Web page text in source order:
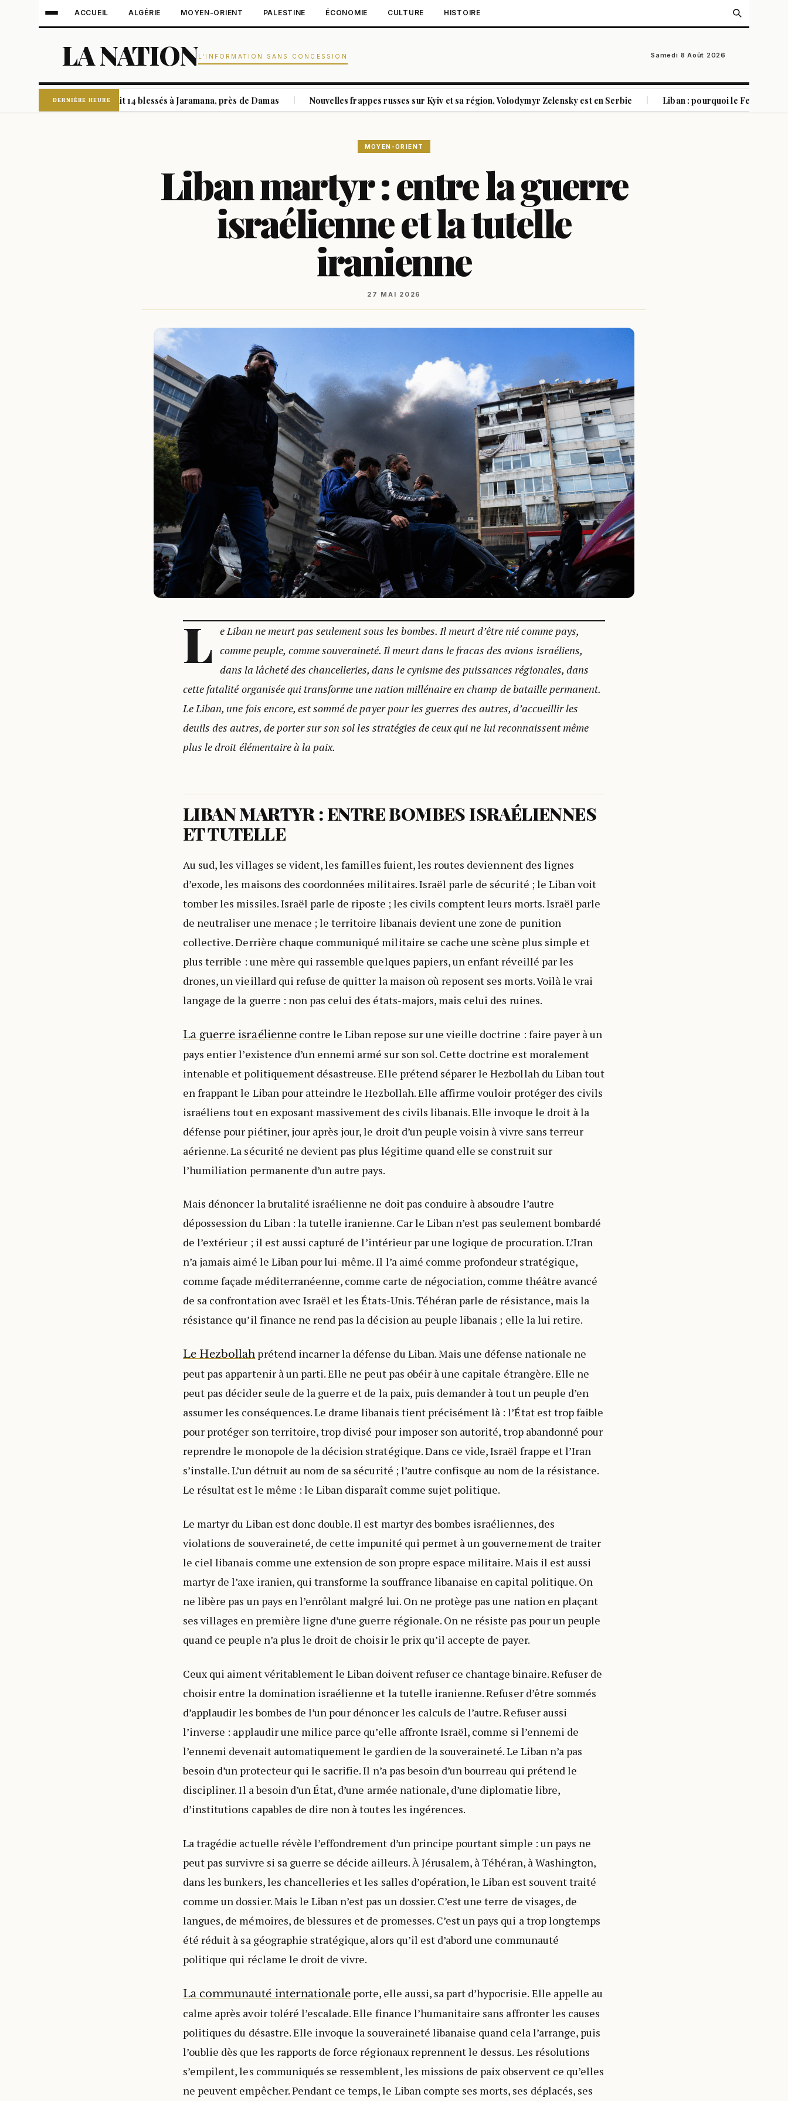
ACCUEIL ALGÉRIE MOYEN-ORIENT PALESTINE ÉCONOMIE CULTURE HISTOIRE
LA NATIONL'INFORMATION SANS CONCESSION Samedi 8 Août 2026
DERNIÈRE HEURE
d'un bus fait 14 blessés à Jaramana, près de Damas | Nouvelles frappes russes sur Kyiv et sa région, Volodymyr Zelensky est en Serbie | Liban : pourquoi le Festival de Baalbek
MOYEN-ORIENT
Liban martyr : entre la guerre
israélienne et la tutelle
iranienne
27 MAI 2026
L e Liban ne meurt pas seulement sous les bombes. Il meurt d’être nié comme pays,
comme peuple, comme souveraineté. Il meurt dans le fracas des avions israéliens,
dans la lâcheté des chancelleries, dans le cynisme des puissances régionales, dans
cette fatalité organisée qui transforme une nation millénaire en champ de bataille permanent.
Le Liban, une fois encore, est sommé de payer pour les guerres des autres, d’accueillir les
deuils des autres, de porter sur son sol les stratégies de ceux qui ne lui reconnaissent même
plus le droit élémentaire à la paix.
LIBAN MARTYR : ENTRE BOMBES ISRAÉLIENNES
ET TUTELLE
Au sud, les villages se vident, les familles fuient, les routes deviennent des lignes
d’exode, les maisons des coordonnées militaires. Israël parle de sécurité ; le Liban voit
tomber les missiles. Israël parle de riposte ; les civils comptent leurs morts. Israël parle
de neutraliser une menace ; le territoire libanais devient une zone de punition
collective. Derrière chaque communiqué militaire se cache une scène plus simple et
plus terrible : une mère qui rassemble quelques papiers, un enfant réveillé par les
drones, un vieillard qui refuse de quitter la maison où reposent ses morts. Voilà le vrai
langage de la guerre : non pas celui des états-majors, mais celui des ruines.
La guerre israéliennecontre le Liban repose sur une vieille doctrine : faire payer à un
pays entier l’existence d’un ennemi armé sur son sol. Cette doctrine est moralement
intenable et politiquement désastreuse. Elle prétend séparer le Hezbollah du Liban tout
en frappant le Liban pour atteindre le Hezbollah. Elle affirme vouloir protéger des civils
israéliens tout en exposant massivement des civils libanais. Elle invoque le droit à la
défense pour piétiner, jour après jour, le droit d’un peuple voisin à vivre sans terreur
aérienne. La sécurité ne devient pas plus légitime quand elle se construit sur
l’humiliation permanente d’un autre pays.
Mais dénoncer la brutalité israélienne ne doit pas conduire à absoudre l’autre
dépossession du Liban : la tutelle iranienne. Car le Liban n’est pas seulement bombardé
de l’extérieur ; il est aussi capturé de l’intérieur par une logique de procuration. L’Iran
n’a jamais aimé le Liban pour lui-même. Il l’a aimé comme profondeur stratégique,
comme façade méditerranéenne, comme carte de négociation, comme théâtre avancé
de sa confrontation avec Israël et les États-Unis. Téhéran parle de résistance, mais la
résistance qu’il finance ne rend pas la décision au peuple libanais ; elle la lui retire.
Le Hezbollah prétend incarner la défense du Liban. Mais une défense nationale ne
peut pas appartenir à un parti. Elle ne peut pas obéir à une capitale étrangère. Elle ne
peut pas décider seule de la guerre et de la paix, puis demander à tout un peuple d’en
assumer les conséquences. Le drame libanais tient précisément là : l’État est trop faible
pour protéger son territoire, trop divisé pour imposer son autorité, trop abandonné pour
reprendre le monopole de la décision stratégique. Dans ce vide, Israël frappe et l’Iran
s’installe. L’un détruit au nom de sa sécurité ; l’autre confisque au nom de la résistance.
Le résultat est le même : le Liban disparaît comme sujet politique.
Le martyr du Liban est donc double. Il est martyr des bombes israéliennes, des
violations de souveraineté, de cette impunité qui permet à un gouvernement de traiter
le ciel libanais comme une extension de son propre espace militaire. Mais il est aussi
martyr de l’axe iranien, qui transforme la souffrance libanaise en capital politique. On
ne libère pas un pays en l’enrôlant malgré lui. On ne protège pas une nation en plaçant
ses villages en première ligne d’une guerre régionale. On ne résiste pas pour un peuple
quand ce peuple n’a plus le droit de choisir le prix qu’il accepte de payer.
Ceux qui aiment véritablement le Liban doivent refuser ce chantage binaire. Refuser de
choisir entre la domination israélienne et la tutelle iranienne. Refuser d’être sommés
d’applaudir les bombes de l’un pour dénoncer les calculs de l’autre. Refuser aussi
l’inverse : applaudir une milice parce qu’elle affronte Israël, comme si l’ennemi de
l’ennemi devenait automatiquement le gardien de la souveraineté. Le Liban n’a pas
besoin d’un protecteur qui le sacrifie. Il n’a pas besoin d’un bourreau qui prétend le
discipliner. Il a besoin d’un État, d’une armée nationale, d’une diplomatie libre,
d’institutions capables de dire non à toutes les ingérences.
La tragédie actuelle révèle l’effondrement d’un principe pourtant simple : un pays ne
peut pas survivre si sa guerre se décide ailleurs. À Jérusalem, à Téhéran, à Washington,
dans les bunkers, les chancelleries et les salles d’opération, le Liban est souvent traité
comme un dossier. Mais le Liban n’est pas un dossier. C’est une terre de visages, de
langues, de mémoires, de blessures et de promesses. C’est un pays qui a trop longtemps
été réduit à sa géographie stratégique, alors qu’il est d’abord une communauté
politique qui réclame le droit de vivre.
La communauté internationale porte, elle aussi, sa part d’hypocrisie. Elle appelle au
calme après avoir toléré l’escalade. Elle finance l’humanitaire sans affronter les causes
politiques du désastre. Elle invoque la souveraineté libanaise quand cela l’arrange, puis
l’oublie dès que les rapports de force régionaux reprennent le dessus. Les résolutions
s’empilent, les communiqués se ressemblent, les missions de paix observent ce qu’elles
ne peuvent empêcher. Pendant ce temps, le Liban compte ses morts, ses déplacés, ses